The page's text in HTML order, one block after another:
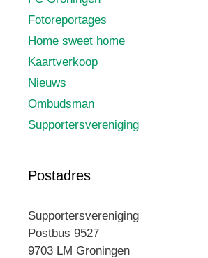
Fotoreportages
Home sweet home
Kaartverkoop
Nieuws
Ombudsman
Supportersvereniging
Postadres
Supportersvereniging
Postbus 9527
9703 LM Groningen